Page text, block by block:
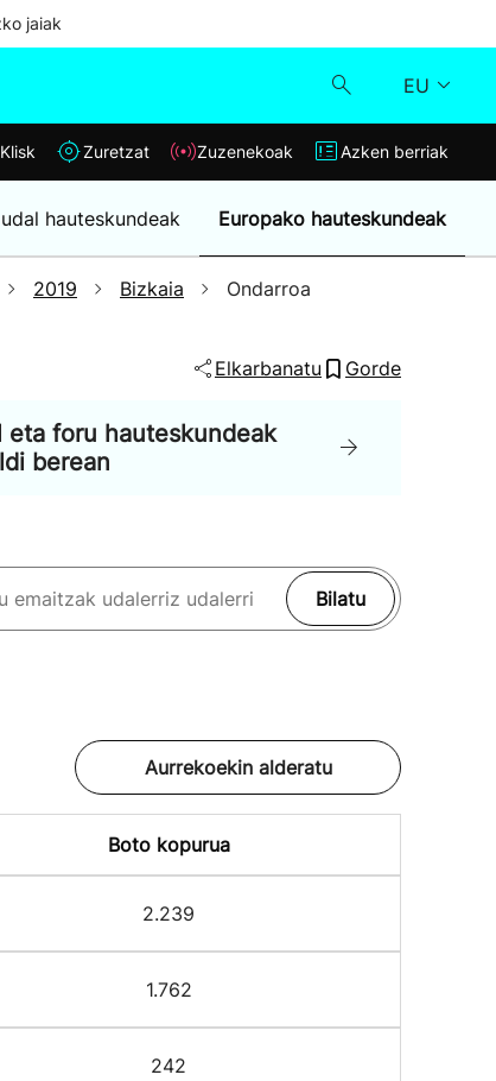
jaiak
EU
Klisk
Zuzenekoak
Azken berriak
Klisk Zuretzat Zuzenekoak Azken berriak
hauteskundeak Europako hauteskundeak
2019 Bizkaia Ondarroa
Elkarbanatu Gorde
eta foru hauteskundeak
berean
Bilatu
Aurrekoekin alderatu
Boto kopurua
2.239
1.762
242